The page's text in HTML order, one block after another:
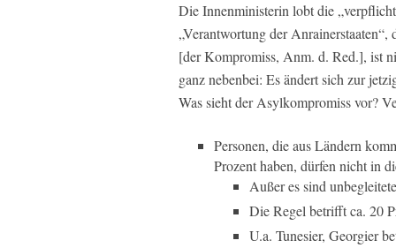
Die Innenministerin lobt die
„Verantwortung der
[der Kompromiss, Anm. d. Red.], ist
ganz nebenbei: Es ändert sich zur
Was sieht der Asylkompromiss vor?
Personen, die aus Ländern
Prozent haben, dürfen nicht in
Außer es sind
Die Regel betrifft ca. 20
U.a. Tunesier, Georgier